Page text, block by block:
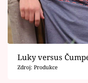
Horoskopy
Sledujte
Filmový
Luky versus
Zdroj: Produkce